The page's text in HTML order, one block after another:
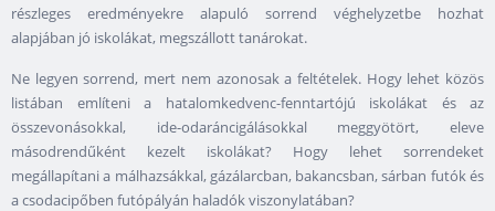
részleges eredményekre alapuló sorrend véghelyzetbe hozhat
alapjában jó iskolákat, megszállott tanárokat.
Ne legyen sorrend, mert nem azonosak a feltételek. Hogy lehet közös
listában említeni a hatalomkedvenc-fenntartójú iskolákat és az
összevonásokkal, ide-odaráncigálásokkal meggyötört, eleve
másodrendűként kezelt iskolákat? Hogy lehet sorrendeket
megállapítani a málhazsákkal, gázálarcban, bakancsban, sárban futók és
a csodacipőben futópályán haladók viszonylatában?